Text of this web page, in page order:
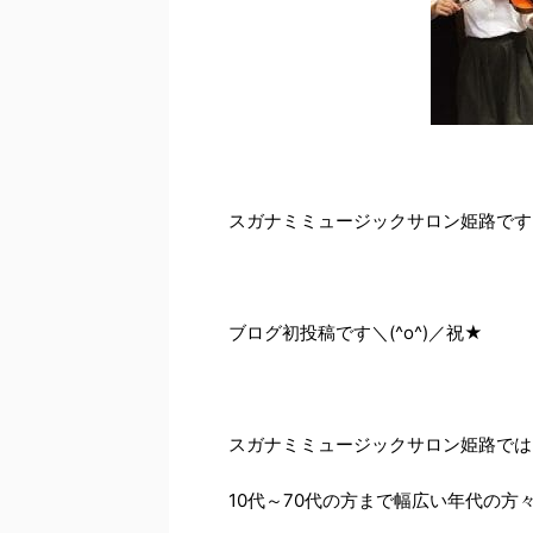
スガナミミュージックサロン姫路で
ブログ初投稿です＼(^o^)／祝★
スガナミミュージックサロン姫路では
10代～70代の方まで幅広い年代の方